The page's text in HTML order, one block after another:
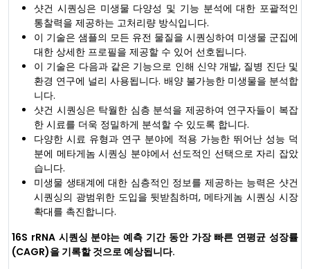
샷건 시퀀싱은 미생물 다양성 및 기능 분석에 대한 포괄적인
통찰력을 제공하는 고처리량 방식입니다.
이 기술은 샘플의 모든 유전 물질을 시퀀싱하여 미생물 군집에
대한 상세한 프로필을 제공할 수 있어 선호됩니다.
이 기술은 다음과 같은 기능으로 인해 신약 개발, 질병 진단 및
환경 연구에 널리 사용됩니다. 배양 불가능한 미생물을 분석합
니다.
샷건 시퀀싱은 탁월한 심층 분석을 제공하여 연구자들이 복잡
한 시료를 더욱 정밀하게 분석할 수 있도록 합니다.
다양한 시료 유형과 연구 분야에 적용 가능한 뛰어난 성능 덕
분에 메타게놈 시퀀싱 분야에서 선도적인 선택으로 자리 잡았
습니다.
미생물 생태계에 대한 심층적인 정보를 제공하는 능력은 샷건
시퀀싱의 광범위한 도입을 뒷받침하며, 메타게놈 시퀀싱 시장
확대를 촉진합니다.
16S rRNA 시퀀싱 분야는 예측 기간 동안 가장 빠른 연평균 성장률
(CAGR)을 기록할 것으로 예상됩니다.